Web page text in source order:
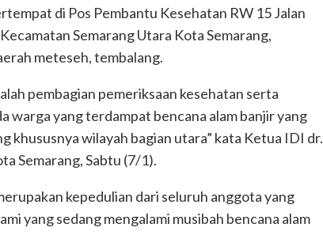
di Pos Pembantu Kesehatan RW 15 Jalan
Semarang Utara Kota Semarang,
meteseh, tembalang.
pembagian pemeriksaan kesehatan serta
warga yang terdampat bencana alam banjir yang
khususnya wilayah bagian utara” kata Ketua IDI dr.
Semarang, Sabtu (7/1).
kepedulian dari seluruh anggota yang
yang sedang mengalami musibah bencana alam